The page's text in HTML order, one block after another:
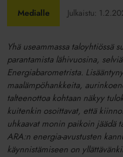
Medialle Julkaistu:
Yhä useammassa taloyhtiössä
parantamista lähivuosina,
Energiabarometrista.
maalämpöhankkeita,
talteenottoa kohtaan näkyy
kuitenkin osoittavat, että
uhkaavat monin paikoin jäädä
ARA:n energia-avustusten
käynnistämiseen on